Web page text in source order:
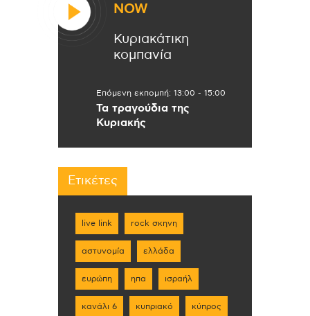
NOW
Κυριακάτικη
κομπανία
Επόμενη εκπομπή: 13:00 - 15:00
Τα τραγούδια της
Κυριακής
Ετικέτες
live link rock σκηνη
αστυνομία ελλάδα
ευρώπη ηπα ισραήλ
κανάλι 6 κυπριακό κύπρος